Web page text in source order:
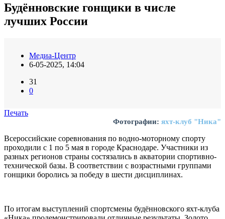
Будённовские гонщики в числе
лучших России
Медиа-Центр
6-05-2025, 14:04
31
0
Печать
Фотографии: яхт-клуб "Ника"
Всероссийские соревнования по водно-моторному спорту
проходили с 1 по 5 мая в городе Краснодаре. Участники из
разных регионов страны состязались в акватории спортивно-
технической базы. В соответствии с возрастными группами
гонщики боролись за победу в шести дисциплинах.
По итогам выступлений спортсмены будённовского яхт-клуба